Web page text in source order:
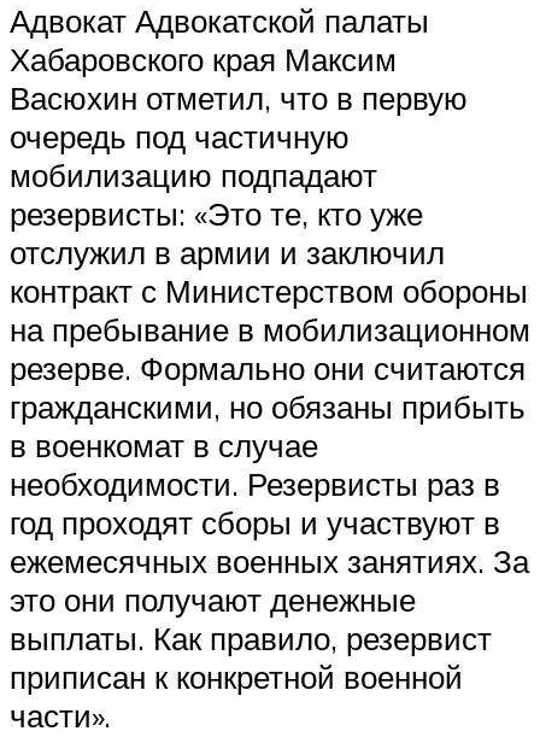
Адвокат Адвокатской палаты
Хабаровского края Максим
Васюхин отметил, что в первую
очередь под частичную
мобилизацию подпадают
резервисты: «Это те, кто уже
отслужил в армии и заключил
контракт с Министерством обороны
на пребывание в мобилизационном
резерве. Формально они считаются
гражданскими, но обязаны прибыть
в военкомат в случае
необходимости. Резервисты раз в
год проходят сборы и участвуют в
ежемесячных военных занятиях. За
это они получают денежные
выплаты. Как правило, резервист
приписан к конкретной военной
части».